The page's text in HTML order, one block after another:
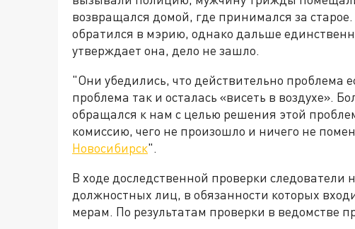
возвращался домой, где принимался за
обратился в мэрию, однако дальше
утверждает она, дело не зашло.
"Они убедились, что действительно проблема
проблема так и осталась «висеть в воздухе».
обращался к нам с целью решения этой
комиссию, чего не произошло и ничего не
Новосибирск".
В ходе доследственной проверки
должностных лиц, в обязанности которых
мерам. По результатам проверки в ведомстве